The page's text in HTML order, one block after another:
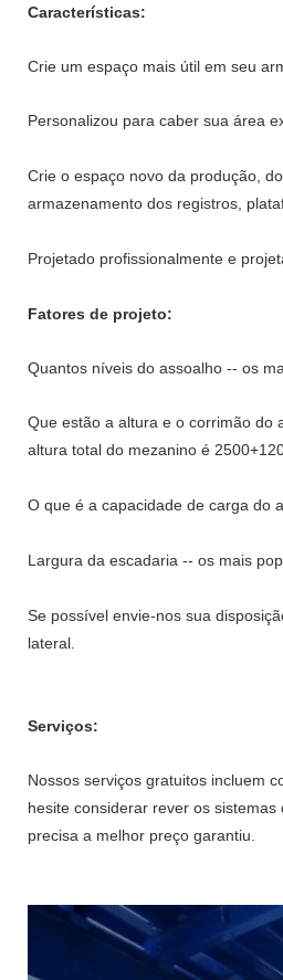
Características:
Crie um espaço mais útil em seu
Personalizou para caber sua área
Crie o espaço novo da produção,
armazenamento dos registros,
Projetado profissionalmente e
Fatores de projeto:
Quantos níveis do assoalho -- os
Que estão a altura e o corrimão do
altura total do mezanino é
O que é a capacidade de carga do
Largura da escadaria -- os mais
Se possível envie-nos sua
lateral.
Serviços:
Nossos serviços gratuitos incluem
hesite considerar rever os
precisa a melhor preço garantiu.